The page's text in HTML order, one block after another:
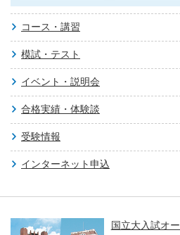
コース・講習
模試・テスト
イベント・説明会
合格実績・体験談
受験情報
インターネット申込
国立大入試オ